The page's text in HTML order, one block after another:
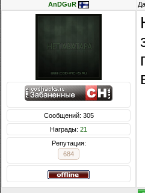
AnDGuR
Сообщений: 305
Награды: 21
Репутация:
684